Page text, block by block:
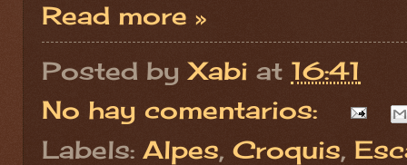
Read more »
Posted byXabi at 16:41
No hay comentarios:
Labels: Alpes, Croquis,